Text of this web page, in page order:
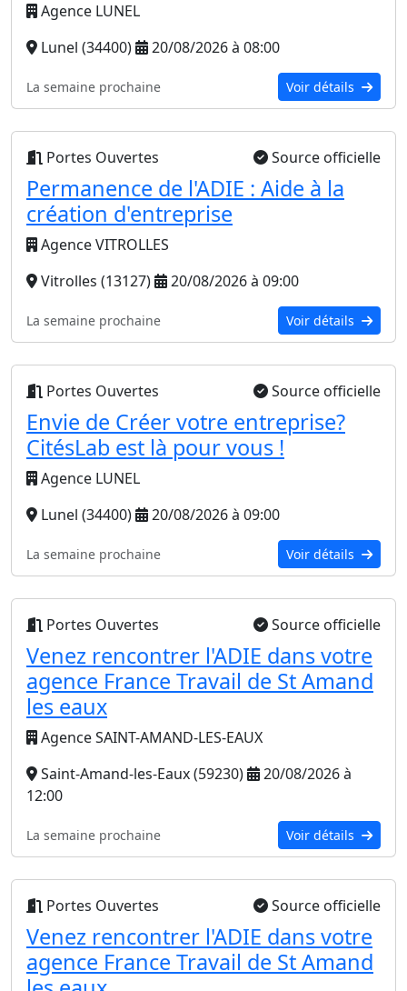
Agence LUNEL
Lunel (34400)
20/08/2026 à 08:00
La semaine prochaine Voir détails
Portes Ouvertes Source officielle
Permanence de l'ADIE : Aide à la
création d'entreprise
Agence VITROLLES
Vitrolles (13127)
20/08/2026 à 09:00
La semaine prochaine Voir détails
Portes Ouvertes Source officielle
Envie de Créer votre entreprise?
CitésLab est là pour vous !
Agence LUNEL
Lunel (34400)
20/08/2026 à 09:00
La semaine prochaine Voir détails
Portes Ouvertes Source officielle
Venez rencontrer l'ADIE dans votre
agence France Travail de St Amand
les eaux
Agence SAINT-AMAND-LES-EAUX
Saint-Amand-les-Eaux (59230)
20/08/2026 à
12:00
La semaine prochaine Voir détails
Portes Ouvertes Source officielle
Venez rencontrer l'ADIE dans votre
agence France Travail de St Amand